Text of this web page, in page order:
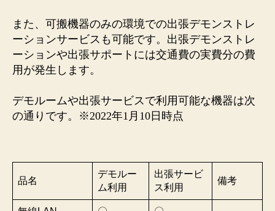
また、可搬機器のみの環境での出張デモンストレ
ーションサービスも可能です。出張デモンストレ
ーションや出張サポートには交通費の実費分の費
用が発生します。
デモルームや出張サービスで利用可能な機器は次
の通りです。※2022年1月10日時点
品名
デモルー
ム利用
出張サービ
ス利用
備考